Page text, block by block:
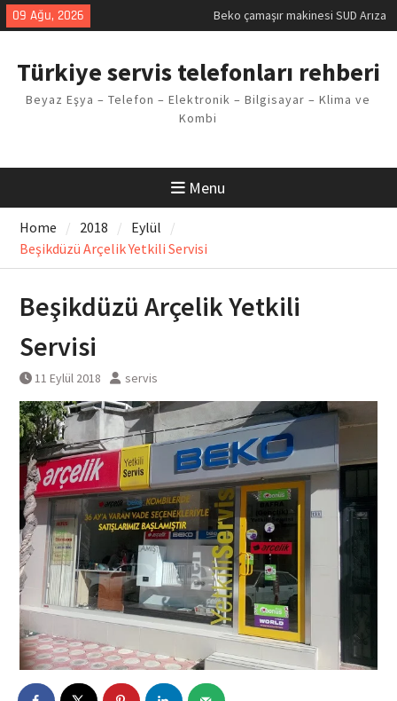
Skip
to
09 Ağu, 2026
Beko çamaşır makinesi SUD Arıza
Kodu
Kodu
Arızası Çözümü
E02 Arıza Kodu Regal kombi
Viessmann kombi F3 Hatası
Çözüm Yöntemleri
Türkiye servis telefonları rehberi
Beyaz Eşya – Telefon – Elektronik – Bilgisayar – Klima ve
Kombi
Menu
Home 2018
Eylül
Beşikdüzü Arçelik Yetkili Servisi
Beşikdüzü Arçelik Yetkili
Servisi
11 Eylül 2018 servis